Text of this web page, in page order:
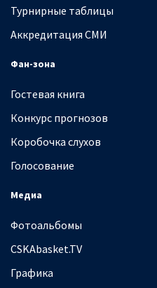
Турнирные таблицы
Аккредитация СМИ
Фан-зона
Гостевая книга
Конкурс прогнозов
Коробочка слухов
Голосование
Медиа
Фотоальбомы
CSKAbasket.TV
Графика